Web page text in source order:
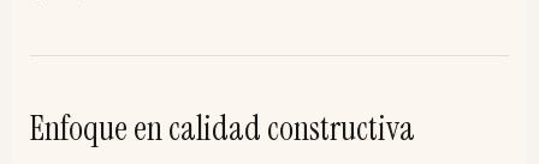
Enfoque en calidad constructiva